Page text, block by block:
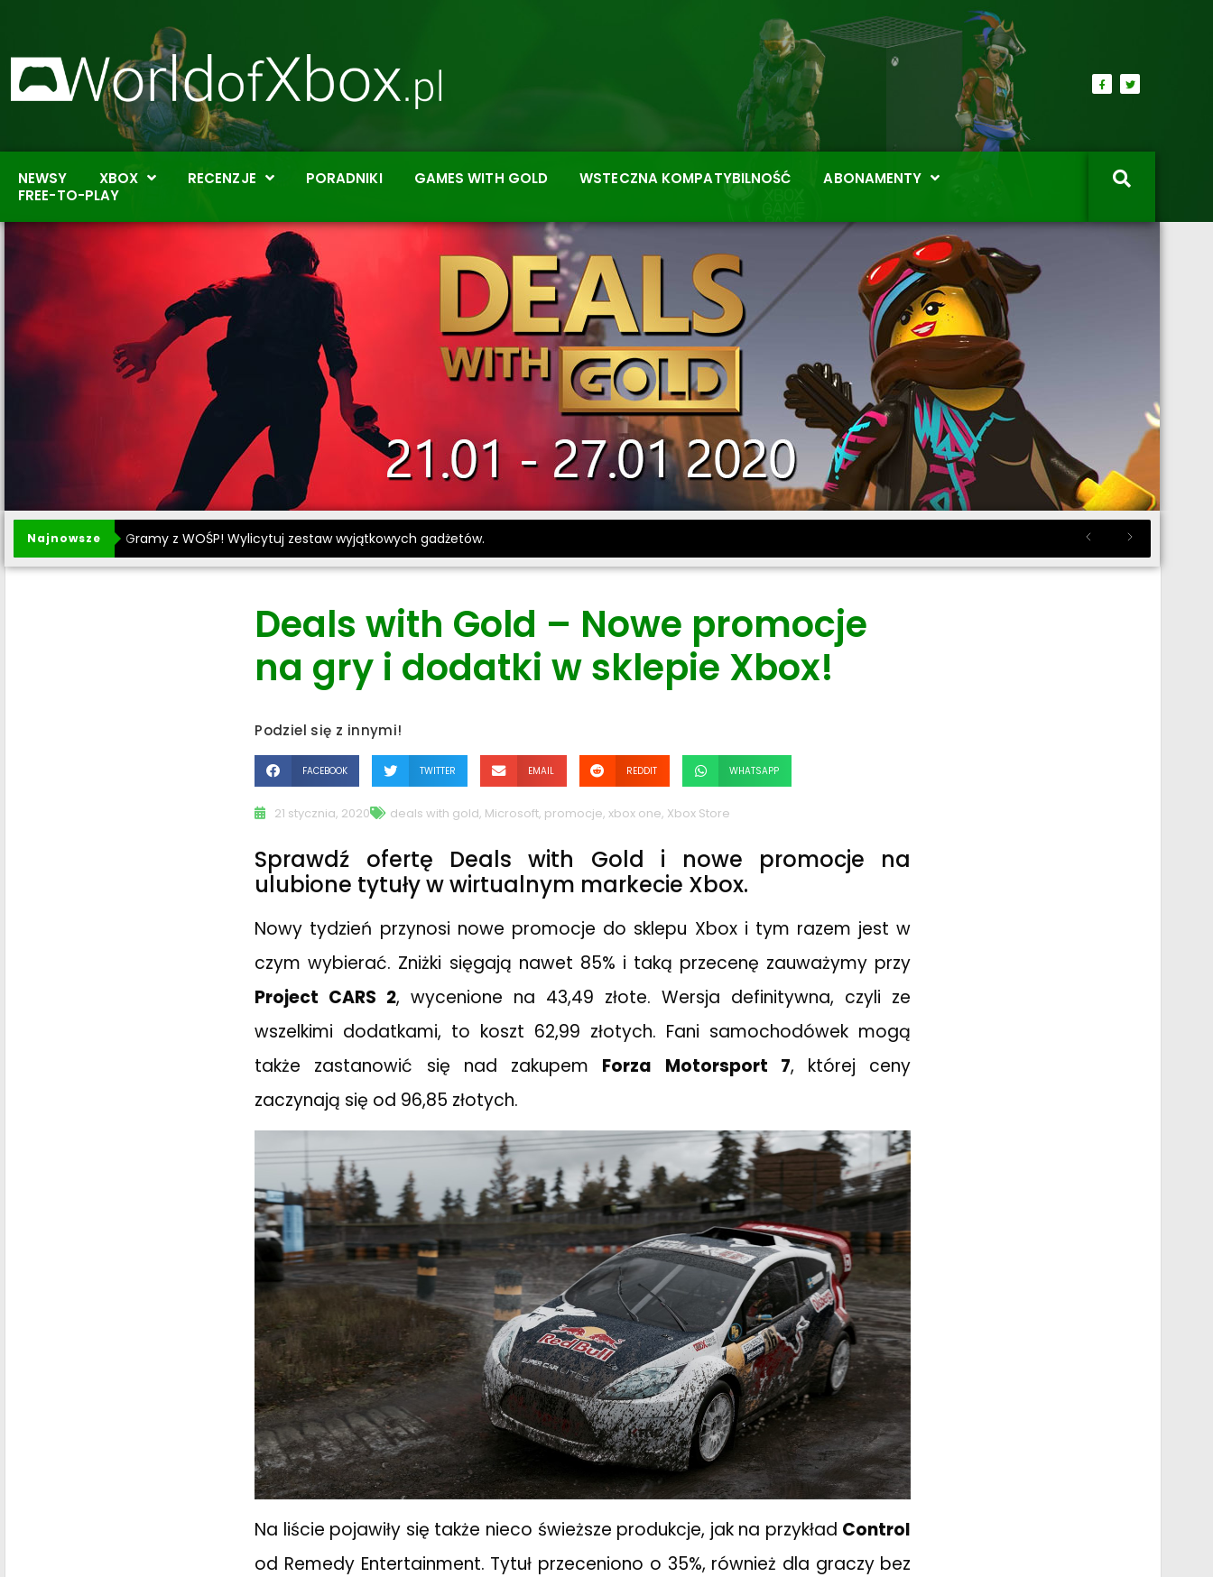
NEWSY XBOX RECENZJE PORADNIKI GAMES WITH GOLD WSTECZNA KOMPATYBILNOŚĆ
ABONAMENTY
FREE-TO-PLAY
Najnowsze Gramy z WOŚP! Wylicytuj zestaw wyjątkowych gadżetów.
Deals with Gold – Nowe promocje
na gry i dodatki w sklepie Xbox!
Podziel się z innymi!
FACEBOOK TWITTER EMAIL REDDIT WHATSAPP
21 stycznia, 2020 deals with gold, Microsoft, promocje,xbox one, Xbox Store
Sprawdź ofertę Deals with Gold i nowe promocje na
ulubione tytuły w wirtualnym markecie Xbox.
Nowy tydzień przynosi nowe promocje do sklepu Xbox i tym razem jest w
czym wybierać. Zniżki sięgają nawet 85% i taką przecenę zauważymy przy
Project CARS 2, wycenione na 43,49 złote. Wersja definitywna, czyli ze
wszelkimi dodatkami, to koszt 62,99 złotych. Fani samochodówek mogą
także zastanowić się nad zakupem Forza Motorsport 7, której ceny
zaczynają się od 96,85 złotych.
Na liście pojawiły się także nieco świeższe produkcje, jak na przykład Control
od Remedy Entertainment. Tytuł przeceniono o 35%, również dla graczy bez